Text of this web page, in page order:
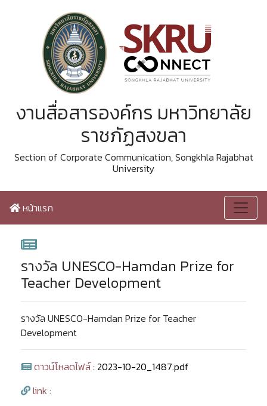
งานสื่อสารองค์กร มหาวิทยาลัย
ราชภัฏสงขลา
Section of Corporate Communication, Songkhla Rajabhat
University
หน้าแรก
รางวัล UNESCO-Hamdan Prize for
Teacher Development
รางวัล UNESCO-Hamdan Prize for Teacher
Development
ดาวน์โหลดไฟล์ : 2023-10-20_1487.pdf
link :